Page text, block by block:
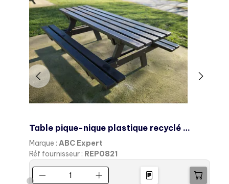
Table pique-nique plastique recyclé CLASSIQUE
Marque : ABC Expert
Réf fournisseur : REP0821